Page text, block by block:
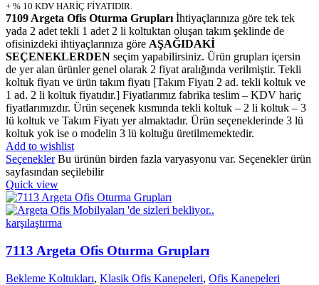
+ % 10 KDV HARİÇ FİYATIDIR.
7109 Argeta Ofis Oturma Grupları İhtiyaçlarınıza göre tek tek
yada 2 adet tekli 1 adet 2 li koltuktan oluşan takım şeklinde de
ofisinizdeki ihtiyaçlarınıza göre AŞAĞIDAKİ
SEÇENEKLERDEN seçim yapabilirsiniz. Ürün grupları içersin
de yer alan ürünler genel olarak 2 fiyat aralığında verilmiştir. Tekli
koltuk fiyatı ve ürün takım fiyatı [Takım Fiyatı 2 ad. tekli koltuk ve
1 ad. 2 li koltuk fiyatıdır.] Fiyatlarımız fabrika teslim – KDV hariç
fiyatlarımızdır. Ürün seçenek kısmında tekli koltuk – 2 li koltuk – 3
lü koltuk ve Takım Fiyatı yer almaktadır. Ürün seçeneklerinde 3 lü
koltuk yok ise o modelin 3 lü koltuğu üretilmemektedir.
Add to wishlist
Seçenekler Bu ürünün birden fazla varyasyonu var. Seçenekler ürün
sayfasından seçilebilir
Quick view
karşılaştırma
7113 Argeta Ofis Oturma Grupları
Bekleme Koltukları, Klasik Ofis Kanepeleri, Ofis Kanepeleri